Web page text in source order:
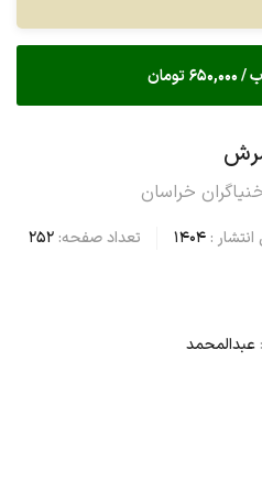
تومان
خراسان
:
1404 تعداد صفحه: 252
عبدالمحمد